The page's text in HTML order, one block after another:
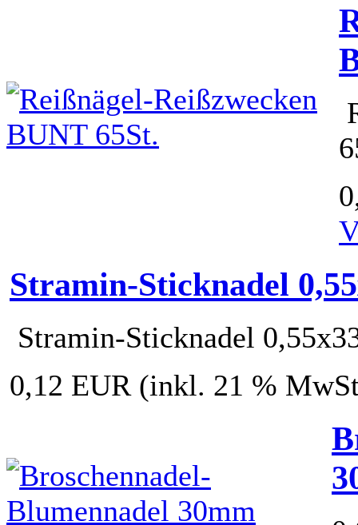
Stramin-Sticknadel
Stramin-Sticknadel
0,12 EUR (inkl. 21 %